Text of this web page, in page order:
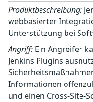
Produktbeschreibung:
webbasierter
Unterstützung bei
Angriff: Ein Angreifer
Jenkins Plugins
Informationen
und einen Cross-Site-